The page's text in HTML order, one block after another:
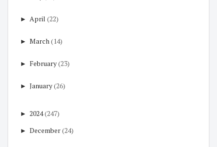
► April (22)
► March(14)
► February(23)
► January(26)
► 2024(247)
► December(24)